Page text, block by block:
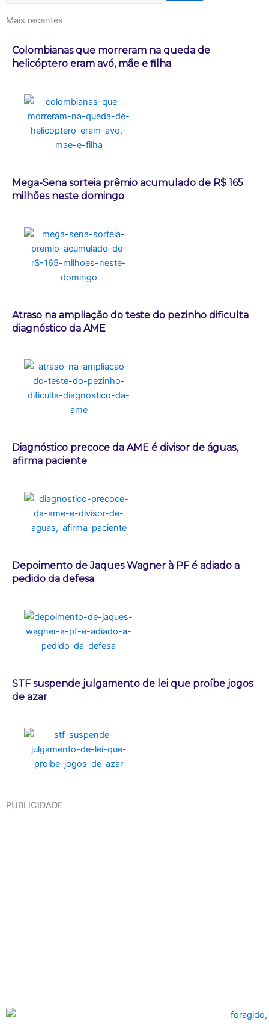
Mais recentes
Colombianas que morreram na queda de
helicóptero eram avó, mãe e filha
Mega-Sena sorteia prêmio acumulado de R$ 165
milhões neste domingo
Atraso na ampliação do teste do pezinho dificulta
diagnóstico da AME
Diagnóstico precoce da AME é divisor de águas,
afirma paciente
Depoimento de Jaques Wagner à PF é adiado a
pedido da defesa
STF suspende julgamento de lei que proíbe jogos
de azar
PUBLICIDADE